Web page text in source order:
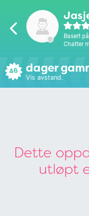
Basert
Chatter
46 dager
Vis avstand.
Dette
utløpt